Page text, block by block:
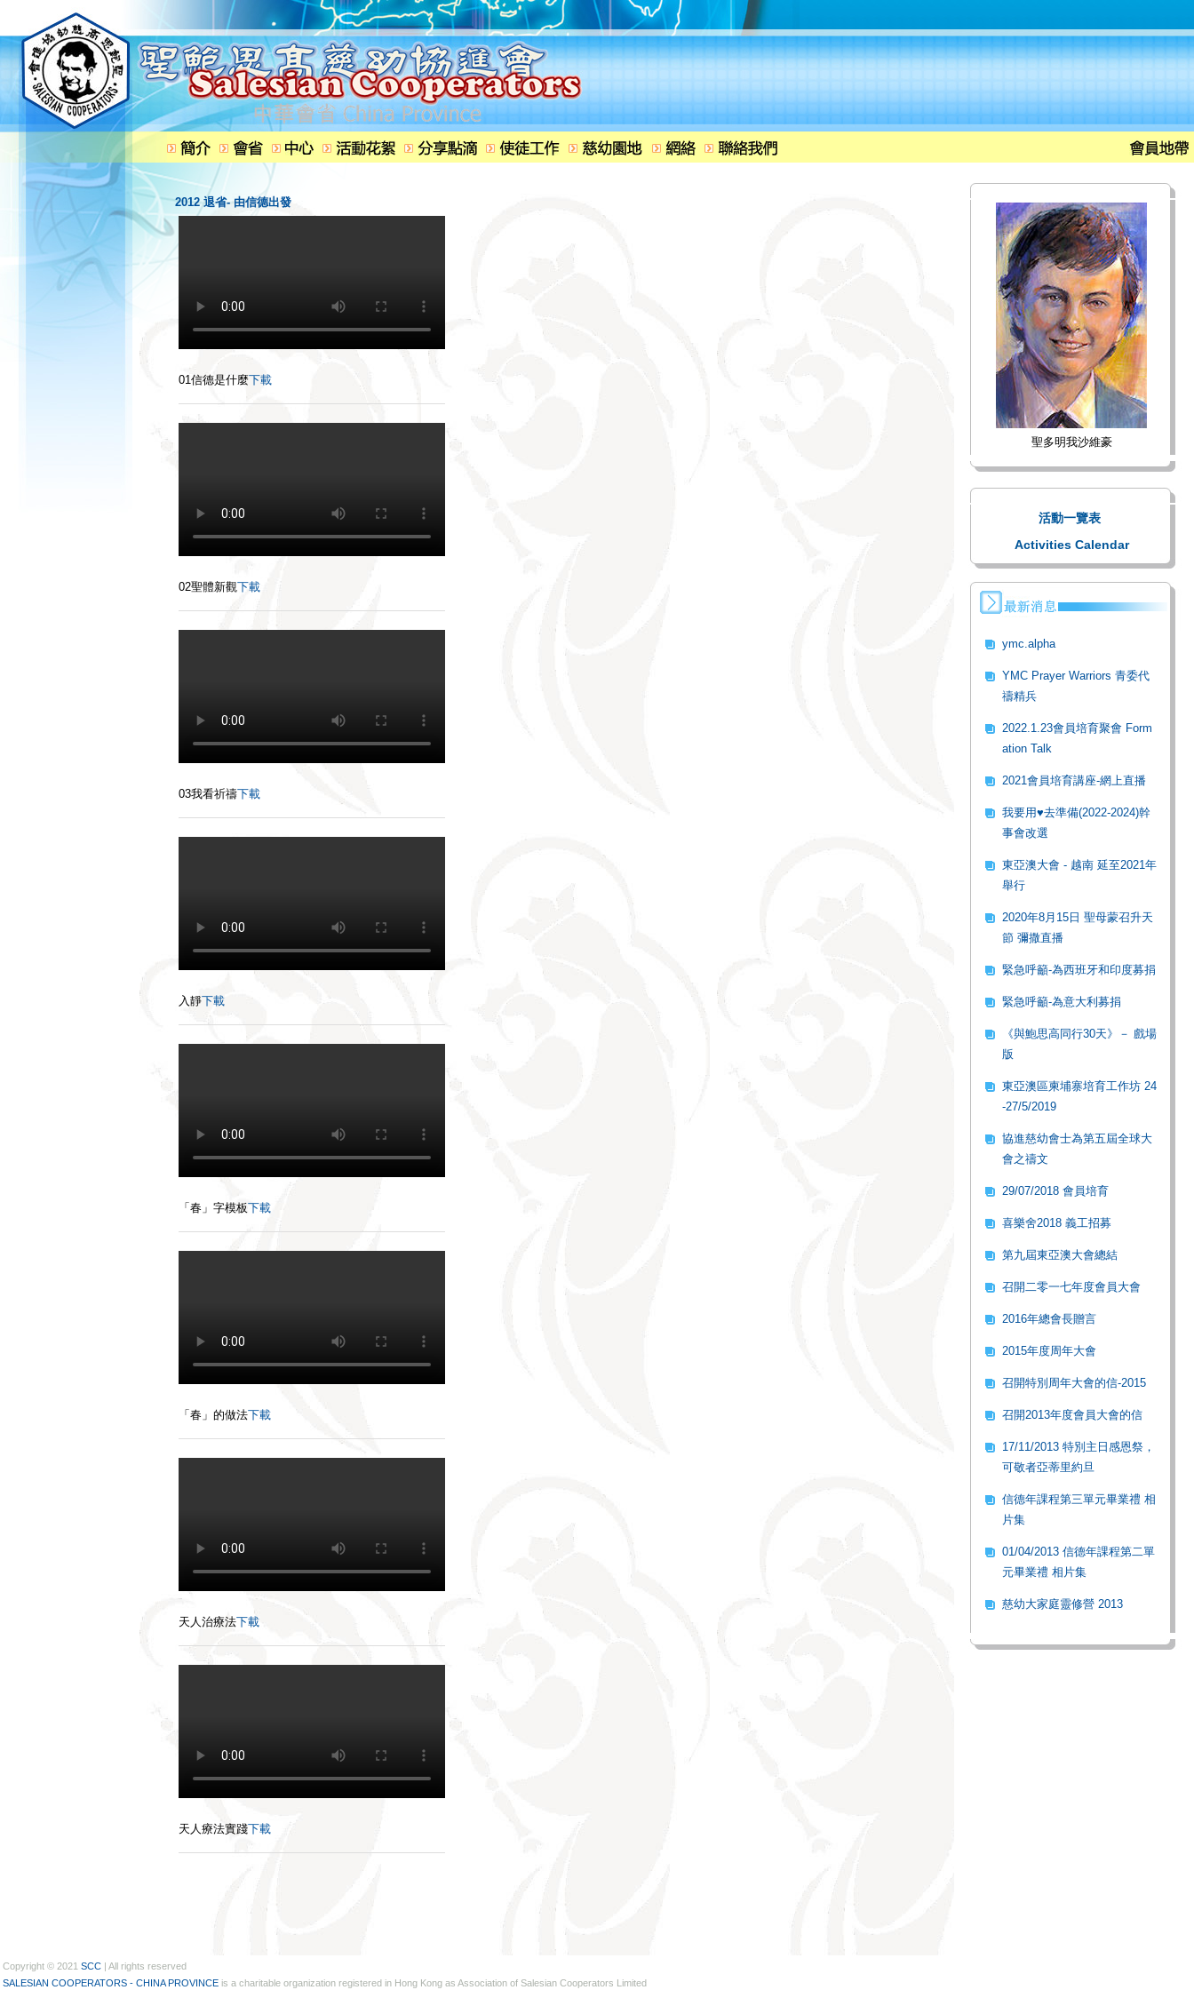
2012 退省- 由信德出發
01信德是什麼下載
02聖體新觀下載
03我看祈禱下載
入靜下載
「春」字模板下載
「春」的做法下載
天人治療法下載
天人療法實踐下載
聖多明我沙維豪
活動一覽表
Activities Calendar
ymc.alpha
YMC Prayer Warriors 青委代
禱精兵
2022.1.23會員培育聚會 Form
ation Talk
2021會員培育講座-網上直播
我要用♥去準備(2022-2024)幹
事會改選
東亞澳大會 - 越南 延至2021年
舉行
2020年8月15日 聖母蒙召升天
節 彌撒直播
緊急呼籲-為西班牙和印度募捐
緊急呼籲-為意大利募捐
《與鮑思高同行30天》－ 戲場
版
東亞澳區柬埔寨培育工作坊 24
-27/5/2019
協進慈幼會士為第五屆全球大
會之禱文
29/07/2018 會員培育
喜樂舍2018 義工招募
第九屆東亞澳大會總結
召開二零一七年度會員大會
2016年總會長贈言
2015年度周年大會
召開特別周年大會的信-2015
召開2013年度會員大會的信
17/11/2013 特別主日感恩祭，
可敬者亞蒂里約旦
信德年課程第三單元畢業禮 相
片集
01/04/2013 信德年課程第二單
元畢業禮 相片集
慈幼大家庭靈修營 2013
Copyright © 2021 SCC | All rights reserved
SALESIAN COOPERATORS - CHINA PROVINCE is a charitable organization registered in Hong Kong as Association of Salesian Cooperators Limited